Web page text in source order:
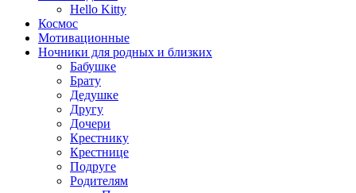
Hello Kitty
Космос
Мотивационные
Ночники для родных и близких
Бабушке
Брату
Дедушке
Другу
Дочери
Крестнику
Крестнице
Подруге
Родителям